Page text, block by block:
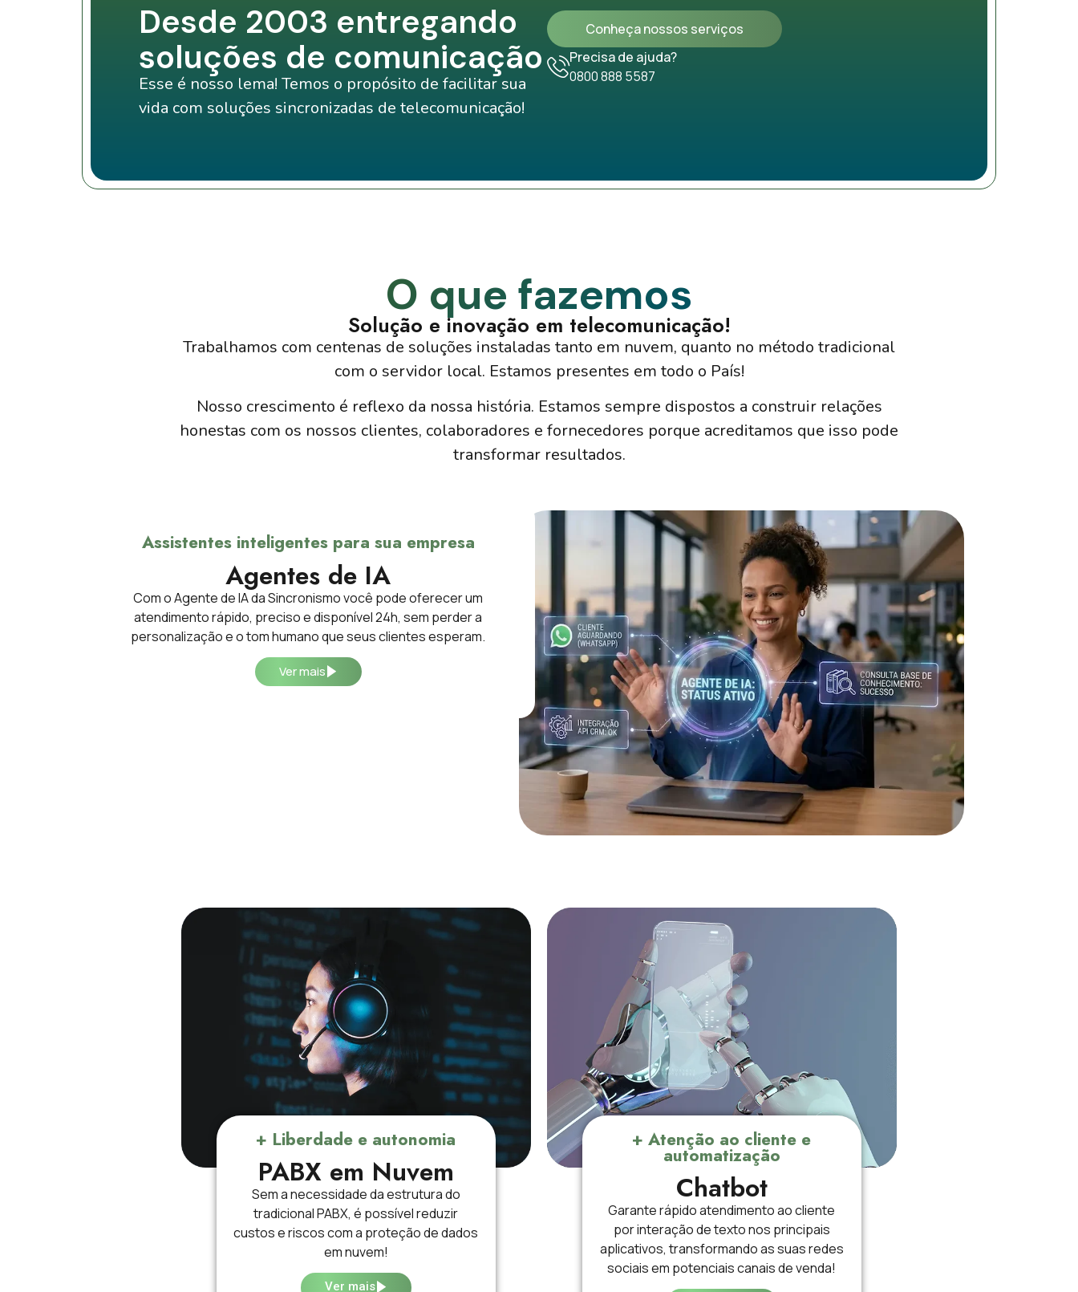
Desde 2003 entregando
soluções de comunicação
Esse é nosso lema! Temos o propósito de facilitar sua
vida com soluções sincronizadas de telecomunicação!
Conheça nossos serviços
Precisa de ajuda?
0800 888 5587
O que fazemos
Solução e inovação em telecomunicação!
Trabalhamos com centenas de soluções instaladas tanto em nuvem, quanto no método tradicional
com o servidor local. Estamos presentes em todo o País!
Nosso crescimento é reflexo da nossa história. Estamos sempre dispostos a construir relações
honestas com os nossos clientes, colaboradores e fornecedores porque acreditamos que isso pode
transformar resultados.
Assistentes inteligentes para sua empresa
Agentes de IA
Com o Agente de IA da Sincronismo você pode oferecer um
atendimento rápido, preciso e disponível 24h, sem perder a
personalização e o tom humano que seus clientes esperam.
Ver mais
+ Liberdade e autonomia
PABX em Nuvem
Sem a necessidade da estrutura do
tradicional PABX, é possível reduzir
custos e riscos com a proteção de dados
em nuvem!
Ver mais
+ Atenção ao cliente e
automatização
Chatbot
Garante rápido atendimento ao cliente
por interação de texto nos principais
aplicativos, transformando as suas redes
sociais em potenciais canais de venda!